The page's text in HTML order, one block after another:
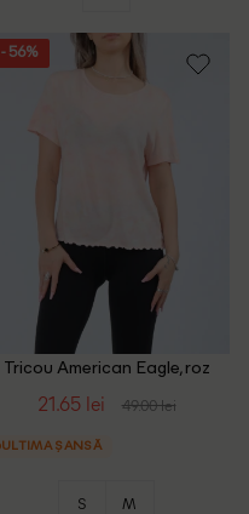
- 56%
Tricou American Eagle, roz
21.65 lei 49.00 lei
ULTIMA ȘANSĂ
S M